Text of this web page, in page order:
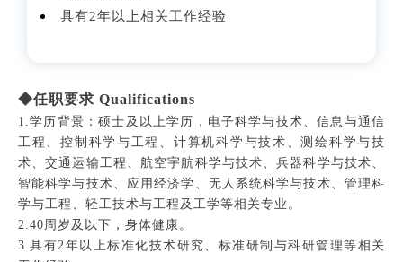
具有2年以上相关工作经验
◆任职要求 Qualifications
1.学历背景：硕士及以上学历，电子科学与技术、信息与通信
工程、控制科学与工程、计算机科学与技术、测绘科学与技
术、交通运输工程、航空宇航科学与技术、兵器科学与技术、
智能科学与技术、应用经济学、无人系统科学与技术、管理科
学与工程、轻工技术与工程及工学等相关专业。
2.40周岁及以下，身体健康。
3.具有2年以上标准化技术研究、标准研制与科研管理等相关